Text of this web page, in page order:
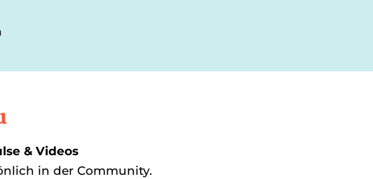
& Videos
in der Community.